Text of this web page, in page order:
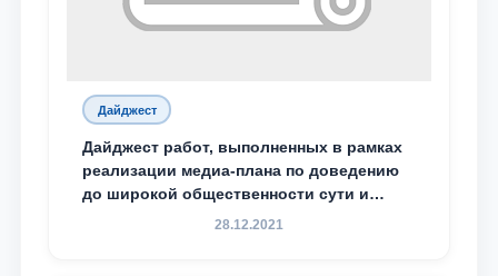
Дайджест
Дайджест работ, выполненных в рамках
реализации медиа-плана по доведению
до широкой общественности сути и
содержания задач, определённых в
28.12.2021